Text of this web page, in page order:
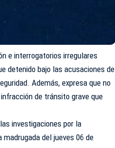
e interrogatorios irregulares
detenido bajo las acusaciones de
Además, expresa que no
de tránsito grave que
investigaciones por la
del jueves 06 de